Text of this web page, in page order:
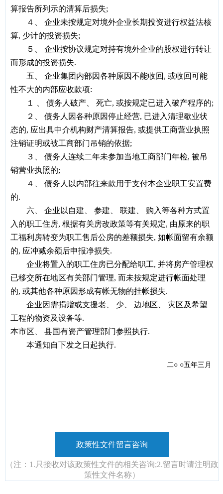
算报告所列示的清算后损失;
４、 企业未按规定对境外企业长期投资进行权益法核
算, 少计的投资损失;
５、 企业按协议规定对持有境外企业的股权进行转让
而形成的投资损失.
五、 企业集团内部因各种原因不能收回, 或收回可能
性不大的内部应收款项:
１ 、 债务人破产、 死亡, 或按规定已进入破产程序的;
２、 债务人因各种原因停止经营, 已进入清理歇业状
态的, 应出具中介机构财产清算报告, 或提供工商营业执照
注销证明或被工商部门吊销的依据;
３、 债务人连续二年未参加当地工商部门年检, 被吊
销营业执照的;
４、 债务人以内部往来款用于支付本企业职工安置费
的.
六
企业以自建、 参建、 联建、 购入等各种方式置
入的职工住房, 根据有关房改政策等有关规定, 由原来的职
工福利房转变为职工售后公房的差额损失, 如帐面留有余额
的, 应冲减余额后申报净损失.
企业将置入的职工住房已分配给职工, 并将房产管理权
已移交所在地区有关部门管理, 而未按规定进行帐面处理
的, 或其他各种原因形成有帐无物的挂帐损失.
企业因需捐赠或支援老、 少、 边地区、 灾区及希望
工程的物资及设备等.
本市区、 县国有资产管理部门参照执行.
本通知自下发之日起执行.
二○ ○五年三月
政策性文件留言咨询
（注：1.只接收对该政策性文件的相关咨询;2.留言时请注明政
策性文件名称）